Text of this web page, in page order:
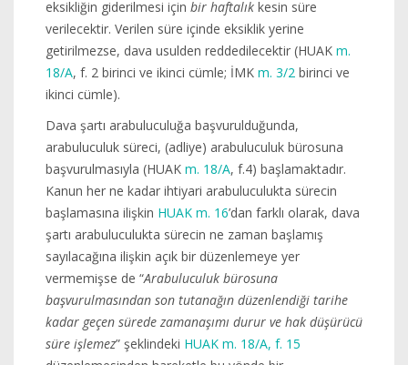
eksikliğin giderilmesi için bir haftalık kesin süre
verilecektir. Verilen süre içinde eksiklik yerine
getirilmezse, dava usulden reddedilecektir (HUAK m.
18/A, f. 2 birinci ve ikinci cümle; İMK m. 3/2 birinci ve
ikinci cümle).
Dava şartı arabuluculuğa başvurulduğunda,
arabuluculuk süreci, (adliye) arabuluculuk bürosuna
başvurulmasıyla (HUAK m. 18/A, f.4) başlamaktadır.
Kanun her ne kadar ihtiyari arabuluculukta sürecin
başlamasına ilişkin HUAK m. 16’dan farklı olarak, dava
şartı arabuluculukta sürecin ne zaman başlamış
sayılacağına ilişkin açık bir düzenlemeye yer
vermemişse de “Arabuluculuk bürosuna
başvurulmasından son tutanağın düzenlendiği tarihe
kadar geçen sürede zamanaşımı durur ve hak düşürücü
süre işlemez” şeklindeki HUAK m. 18/A, f. 15